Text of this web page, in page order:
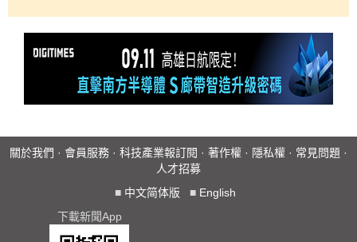
關於我們 · 會員服務 · 科技產業報訂閱 · 著作權 · 隱私權 · 常見問題 ·
人才招募
■ 中文简体版 ■ English
下載新聞App